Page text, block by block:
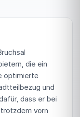
die ein
optimierte
und
dass er bei
vorn